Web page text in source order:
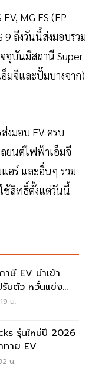
MG ES (EP
9 ถึงวันนี้ส่งมอบรวม
จุบันมีสถานี Super
มจีและปั๊มบางจาก)
งมอบ EV ครบ
ยนต์ไฟฟ้าเอ็มจี
อร์ และอื่นๆ รวม
ใช้สิทธิ์ตั้งแต่วันนี้ -
ษี EV นำเข้า
รับตัว หวั่นแข่ง
าน
น.
รุ่นใหม่ปี 2026
าย EV
น.